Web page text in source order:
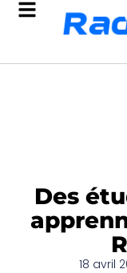
Des
18 avril